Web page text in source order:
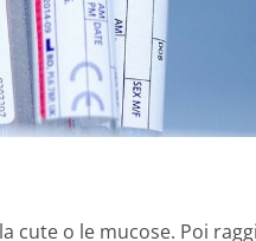
cute o le mucose. Poi